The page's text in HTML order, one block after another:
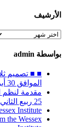
الأرشيف
الأرشيف
بواسطة admin
الموافق 30 أبريل – 4 مايو 2011 م
25 ربيع الثاني 1432 ه / 26 – 30 مارس 2011 م
Institute
the Wessex